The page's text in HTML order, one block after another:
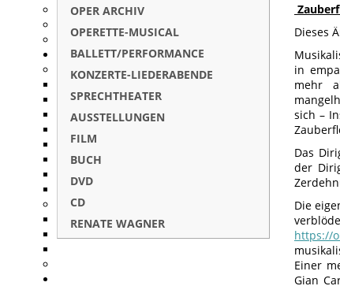
Dieses
in
mehr
sich –
Das
der
Die
https://
Einer
Gian
OPER ARCHIV
OPERETTE-MUSICAL
BALLETT/PERFORMANCE
KONZERTE-LIEDERABENDE
SPRECHTHEATER
AUSSTELLUNGEN
FILM
BUCH
DVD
CD
RENATE WAGNER